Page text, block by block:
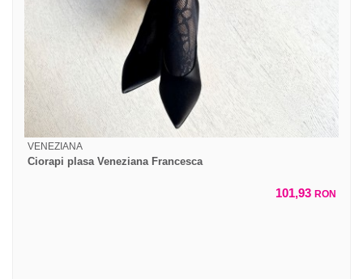
VENEZIANA
Ciorapi plasa Veneziana Francesca
101,93 RON